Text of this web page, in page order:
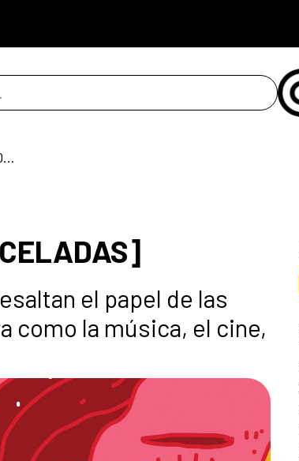
Marzo 2020 [ACTIVIDADES CANCELADAS]
el papel de las
como la música, el cine,